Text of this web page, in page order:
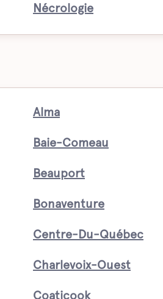
Nécrologie
Alma
Baie-Comeau
Beauport
Bonaventure
Centre-Du-Québec
Charlevoix-Ouest
Coaticook